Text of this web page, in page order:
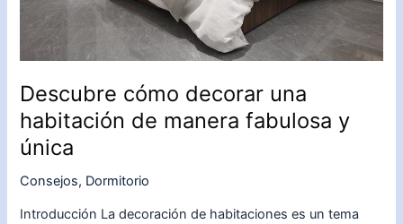
Descubre cómo decorar una
habitación de manera fabulosa y
única
Consejos, Dormitorio
Introducción La decoración de habitaciones es un tema